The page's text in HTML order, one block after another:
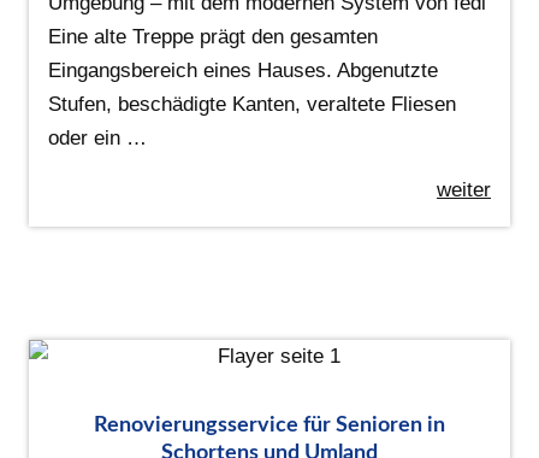
Eine alte Treppe prägt den gesamten
Eingangsbereich eines Hauses. Abgenutzte
Stufen, beschädigte Kanten, veraltete Fliesen
oder ein …
weiter
Renovierungsservice für Senioren in
Schortens und Umland